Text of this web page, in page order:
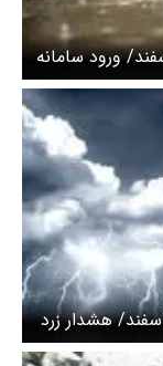
هوای همدان فردا یکشنبه 24 اسفند/ ورود سامانه
هوای همدان فردا پنجشنبه 21 اسفند/ هشدار زرد